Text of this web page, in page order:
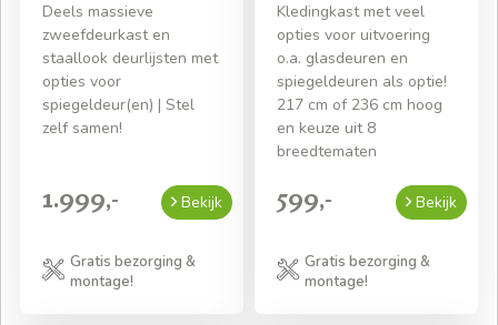
Deels massieve
zweefdeurkast en
staallook deurlijsten met
opties voor
spiegeldeur(en) | Stel
zelf samen!
1.999,- Bekijk
Gratis bezorging &
montage!
Kledingkast met veel
opties voor uitvoering
o.a. glasdeuren en
spiegeldeuren als optie!
217 cm of 236 cm hoog
en keuze uit 8
breedtematen
599,- Bekijk
Gratis bezorging &
montage!